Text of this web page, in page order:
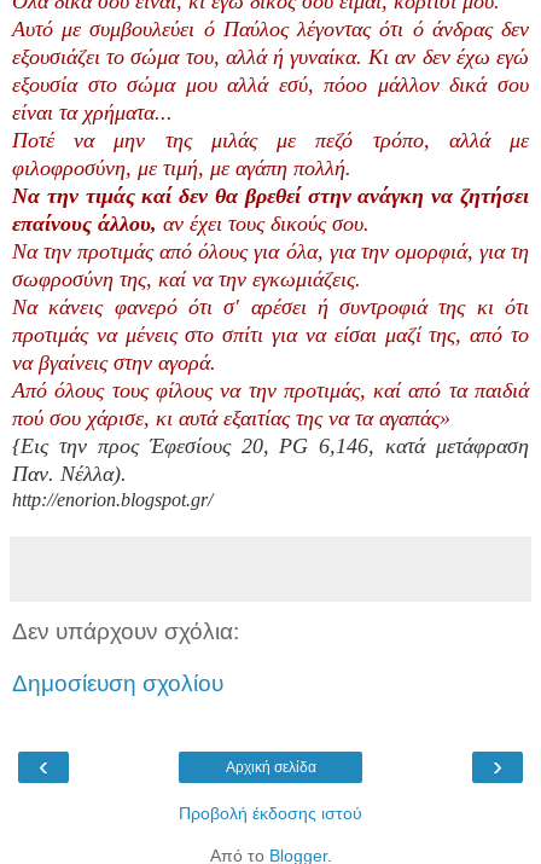
Αυτό με συμβουλεύει ό Παύλος λέγοντας ότι ό άνδρας δεν
εξουσιάζει το σώμα του, αλλά ή γυναίκα. Κι αν δεν έχω εγώ
εξουσία στο σώμα μου αλλά εσύ, πόοο μάλλον δικά σου
είναι τα χρήματα...
Ποτέ να μην της μιλάς με πεζό τρόπο, αλλά με
φιλοφροσύνη, με τιμή, με αγάπη πολλή.
Να την τιμάς καί δεν θα βρεθεί στην ανάγκη να ζητήσει
επαίνους άλλου, αν έχει τους δικούς σου.
Να την προτιμάς από όλους για όλα, για την ομορφιά, για τη
σωφροσύνη της, καί να την εγκωμιάζεις.
Να κάνεις φανερό ότι σ' αρέσει ή συντροφιά της κι ότι
προτιμάς να μένεις στο σπίτι για να είσαι μαζί της, από το
να βγαίνεις στην αγορά.
Από όλους τους φίλους να την προτιμάς, καί από τα παιδιά
πού σου χάρισε, κι αυτά εξαιτίας της να τα αγαπάς»
{Εις την προς Έφεσίους 20, ΡG 6,146, κατά μετάφραση
Παν. Νέλλα).
http://enorion.blogspot.gr/
Δεν υπάρχουν σχόλια:
Δημοσίευση σχολίου
‹ ›
Αρχική σελίδα
Προβολή έκδοσης ιστού
Από το Blogger.